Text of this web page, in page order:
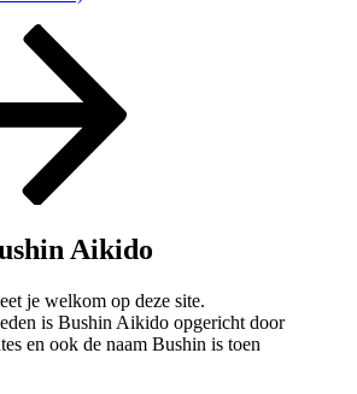
Aikido
je welkom op deze site.
is Bushin Aikido opgericht door
en ook de naam Bushin is toen